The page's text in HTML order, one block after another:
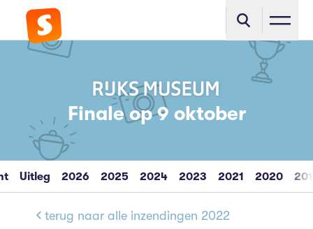
Finale op 9 oktober
Uitleg 2026 2025 2024 2023 2021 2020
terug naar alle inzendingen 2022